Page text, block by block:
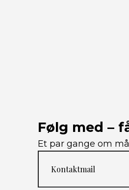
Følg med –
Et par gange om